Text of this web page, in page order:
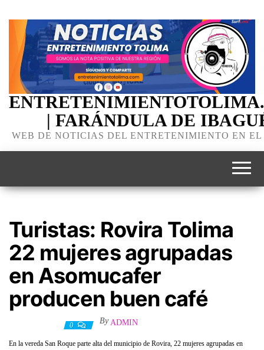
| FARÁNDULA DE
WEB DE NOTICIAS DEL ENTRETENIMIENTO EN
Turistas: Rovira Tolima
22 mujeres agrupadas
en Asomucafer
producen buen café
0 By ADMIN
En la vereda San Roque parte alta del municipio de Rovira, 22 mujeres agrupadas en